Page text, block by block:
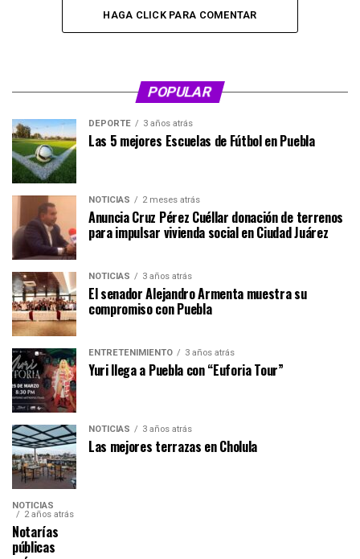
HAGA CLICK PARA COMENTAR
POPULAR
DEPORTE 3 años atrás
Las 5 mejores Escuelas de Fútbol en Puebla
NOTICIAS 2 meses atrás
Anuncia Cruz Pérez Cuéllar donación de terrenos
para impulsar vivienda social en Ciudad Juárez
NOTICIAS 3 años atrás
El senador Alejandro Armenta muestra su
compromiso con Puebla
ENTRETENIMIENTO 3 años atrás
Yuri llega a Puebla con “Euforia Tour”
NOTICIAS 3 años atrás
Las mejores terrazas en Cholula
NOTICIAS
2 años atrás
Notarías
públicas